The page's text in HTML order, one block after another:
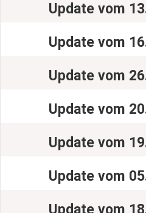
Update vom
Update vom
Update vom
Update vom
Update vom
Update vom
Update vom